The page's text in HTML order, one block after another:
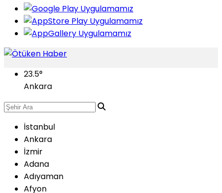
23.5°
Ankara
İstanbul
Ankara
İzmir
Adana
Adıyaman
Afyon